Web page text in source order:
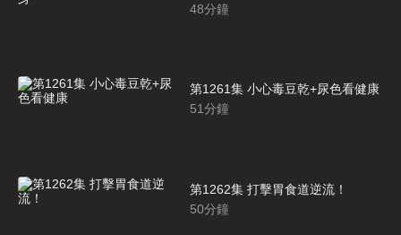
48分鐘
第1261集 小心毒豆乾+尿色看健康
51分鐘
第1262集 打擊胃食道逆流！
50分鐘